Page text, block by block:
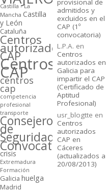
Castilla - La
Mancha Castilla
y León
Cataluña
Centros
autorizados
CAP
Centros
CAP
centros
cap
competencia
profesional
transporte
Consejeros
de
Seguridad
Convocatorias
crisis
Extremadura
Formación
Galicia huelga
Madrid
provisional de
admitidos y
excluidos en el
CAP (1º
convocatoria)
L.P.A. en
Centros
autorizados en
Galicia para
impartir el CAP
(Certificado de
Aptitud
Profesional)
usr_blogtte en
Centros
autorizados
CAP en
Cáceres
(actualizados a
20/08/2013)